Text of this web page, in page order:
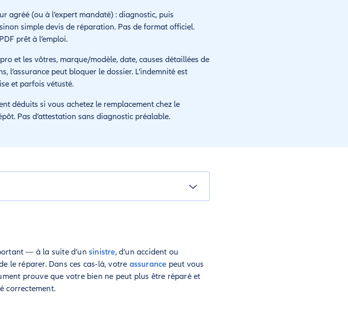
agréé (ou à l’expert mandaté) : diagnostic, puis
simple devis de réparation. Pas de format officiel.
prêt à l’emploi.
et les vôtres, marque/modèle, date, causes détaillées de
l’assurance peut bloquer le dossier. L’indemnité est
et parfois vétusté.
déduits si vous achetez le remplacement chez le
Pas d’attestation sans diagnostic préalable.
— à la suite d’un sinistre, d’un accident ou
le réparer. Dans ces cas-là, votre assurance peut vous
prouve que votre bien ne peut plus être réparé et
correctement.